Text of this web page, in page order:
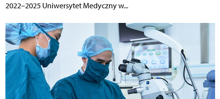
2022–2025 Uniwersytet Medyczny w...